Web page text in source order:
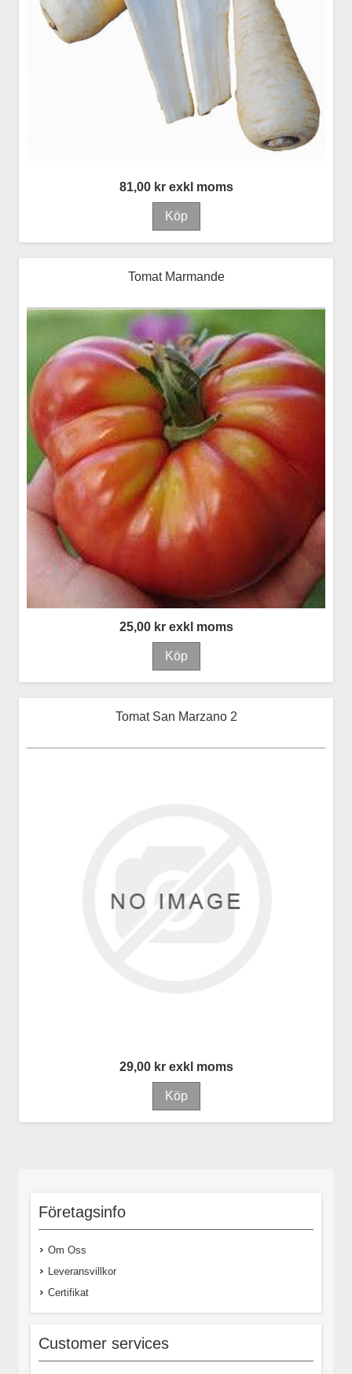
81,00 kr exkl moms
Tomat Marmande
25,00 kr exkl moms
Tomat San Marzano 2
29,00 kr exkl moms
Företagsinfo
Om Oss
Leveransvillkor
Certifikat
Customer services